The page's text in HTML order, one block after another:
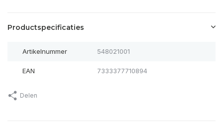
Productspecificaties
Artikelnummer 548021001
EAN 7333377710894
Delen